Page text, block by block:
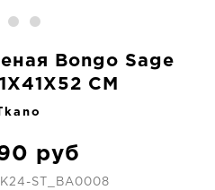
Bongo Sage
CM
Tkano
руб
ST_BA0008